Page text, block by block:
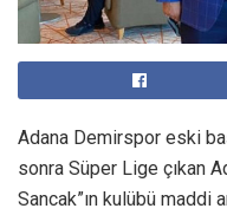
Adana Demirspor eski
sonra Süper Lige çıkan
Sancak”ın kulübü maddi